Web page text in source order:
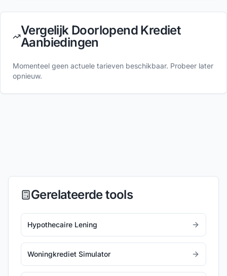
Vergelijk Doorlopend Krediet
Aanbiedingen
Momenteel geen actuele tarieven beschikbaar. Probeer later
opnieuw.
Gerelateerde tools
Hypothecaire Lening
Woningkrediet Simulator